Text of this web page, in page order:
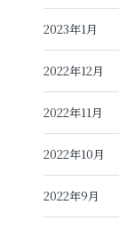
2023年1月
2022年12月
2022年11月
2022年10月
2022年9月